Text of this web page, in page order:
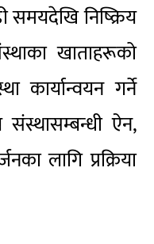
समयदेखि निष्क्रिय
खाताहरूको
कार्यान्वयन गर्ने
संस्थासम्बन्धी ऐन,
लागि प्रक्रिया